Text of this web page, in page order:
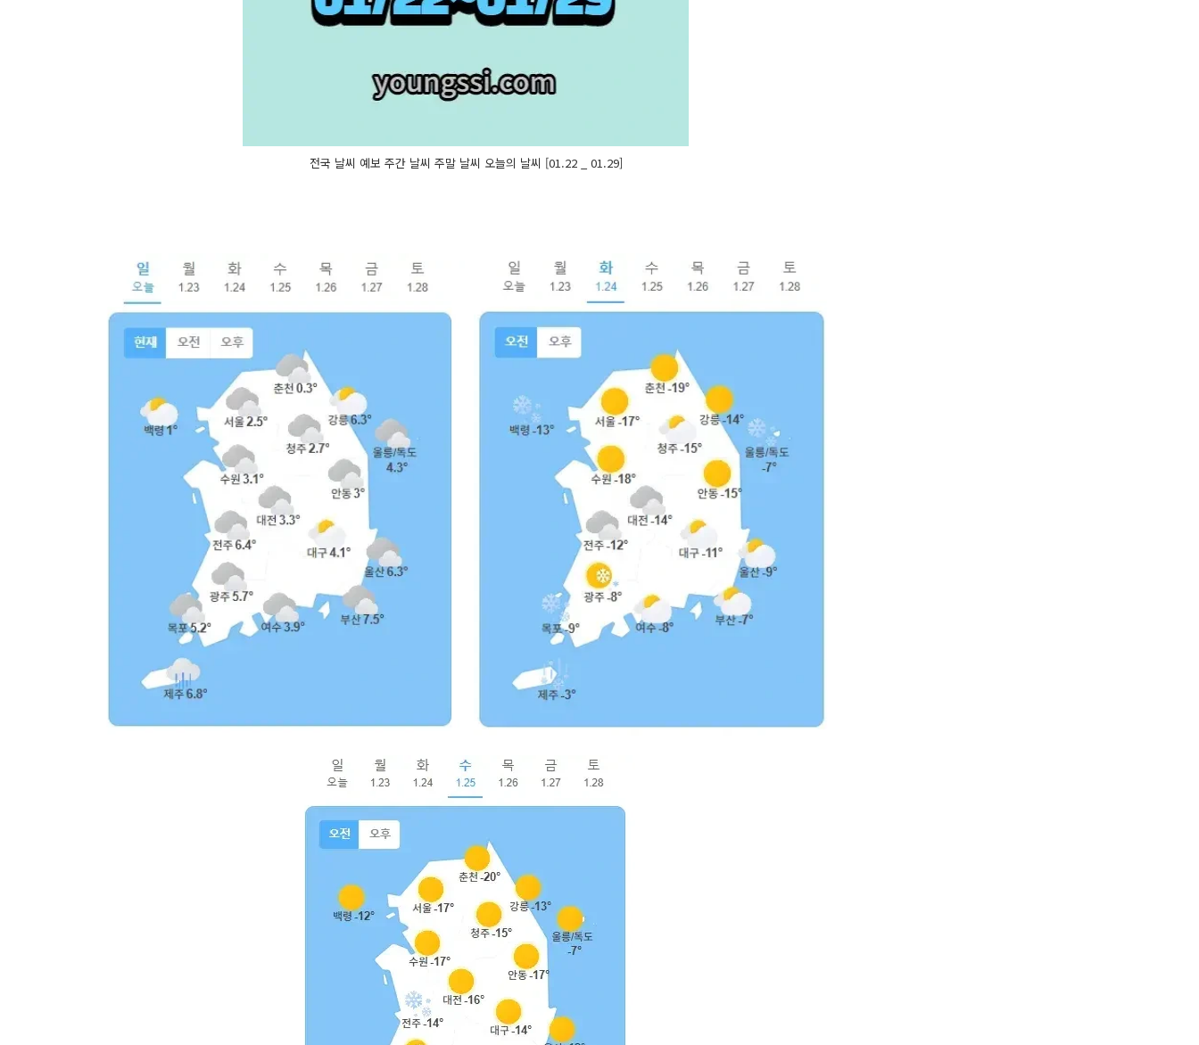
전국 날씨 예보 주간 날씨 주말 날씨 오늘의 날씨 [01.22 _ 01.29]